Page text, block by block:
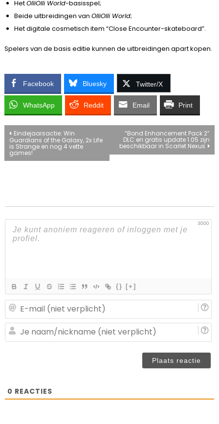
HetOlliOlli World-basisspel;
Beide uitbreidingen van OlliOlli World;
Het digitale cosmetisch item “Close Encounter-skateboard”.
Spelers van de basis editie kunnen de uitbreidingen apart kopen.
Facebook Bluesky Twitter/X
WhatsApp Reddit Email Print
Bericht
navigatie
Eindejaarsactie: Win
Guardians of the Galaxy, 2x Life
is Strange en nog 4 vette
games!
“Bond Enhancement Pack 2”
DLC en gratis update 1.05 zijn
beschikbaar in Scarlet Nexus
3000
{} [+]
0 REACTIES